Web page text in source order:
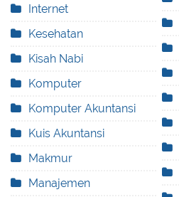
Internet
Kesehatan
Kisah Nabi
Komputer
Komputer Akuntansi
Kuis Akuntansi
Makmur
Manajemen